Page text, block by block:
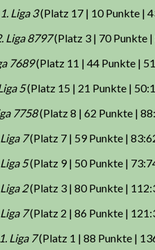
1. Liga 3(Platz 17 | 10 Punkte |
Liga 8797(Platz 3 | 70 Punkte
7689(Platz 11 | 44 Punkte |
5(Platz 15 | 21 Punkte |
7758(Platz 8 | 62 Punkte |
Liga 7(Platz 7 | 59 Punkte |
Liga 5(Platz 9 | 50 Punkte |
Liga 2(Platz 3 | 80 Punkte |
Liga 7(Platz 2 | 86 Punkte |
1. Liga 7(Platz 1 | 88 Punkte |